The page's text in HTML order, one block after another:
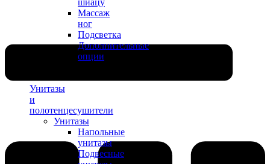
шиацу
Массаж
ног
Подсветка
Дополнительные
опции
Унитазы
и
полотенцесушители
Унитазы
Напольные
унитазы
Подвесные